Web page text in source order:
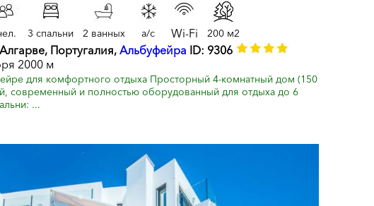
3 спальни 2 ванных a/c Wi-Fi 200 м2
Португалия,Альбуфейра ID: 9306
2000 м
для комфортного отдыха Просторный 4-комнатный дом (150
современный и полностью оборудованный для отдыха до 6
...